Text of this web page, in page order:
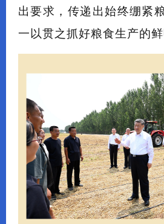
出要求，传递出始终绷紧
一以贯之抓好粮食生产的鲜